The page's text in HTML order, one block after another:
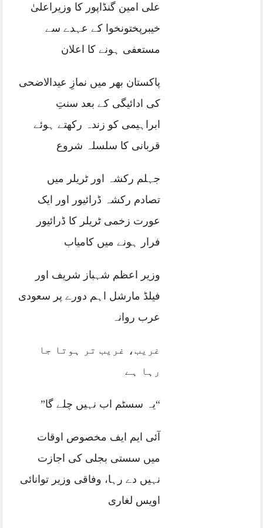
علی امین گنڈاپور کا وزیراعلیٰ
خیبرپختونخوا کے عہدے سے
مستعفی ہونے کا اعلان
پاکستان بھر میں نمازِ عیدالاضحی
کی ادائیگی کے بعد سنتِ
ابراہیمی کو زندہ رکھتے ہوئے
قربانی کا سلسلہ شروع
جہلم رکشہ اور ٹریلر میں
تصادم رکشہ ڈرائیور اور ایک
عورت زخمی ٹریلر کا ڈرائیور
فرار ہونے میں کامیاب
وزیر اعظم شہباز شریف اور
فیلڈ مارشل اہم دورے پر سعودی
عرب روانہ
غریب، غریب تر ہوتا جا
رہا ہے
“یہ سسٹم اب نہیں چلے گا”
آئی ایم ایف مخصوص اوقات
میں سستی بجلی کی اجازت
نہیں دے رہا، وفاقی وزیر توانائی
اویس لغاری